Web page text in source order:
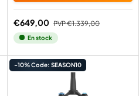
€649,00 PVP€1.339,00
En stock
-10% Code: SEASON10